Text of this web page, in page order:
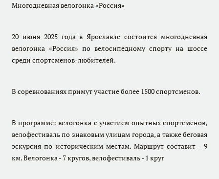
Многодневная велогонка «Россия»
20 июня 2025 года в Ярославле состоится многодневная
велогонка «Россия» по велосипедному спорту на шоссе
среди спортсменов-любителей.
В соревнованиях примут участие более 1500 спортсменов.
В программе: велогонка с участием опытных спортсменов,
велофестиваль по знаковым улицам города, а также беговая
эскурсия по историческим местам. Маршрут составит - 9
км. Велогонка - 7 кругов, велофестиваль - 1 круг